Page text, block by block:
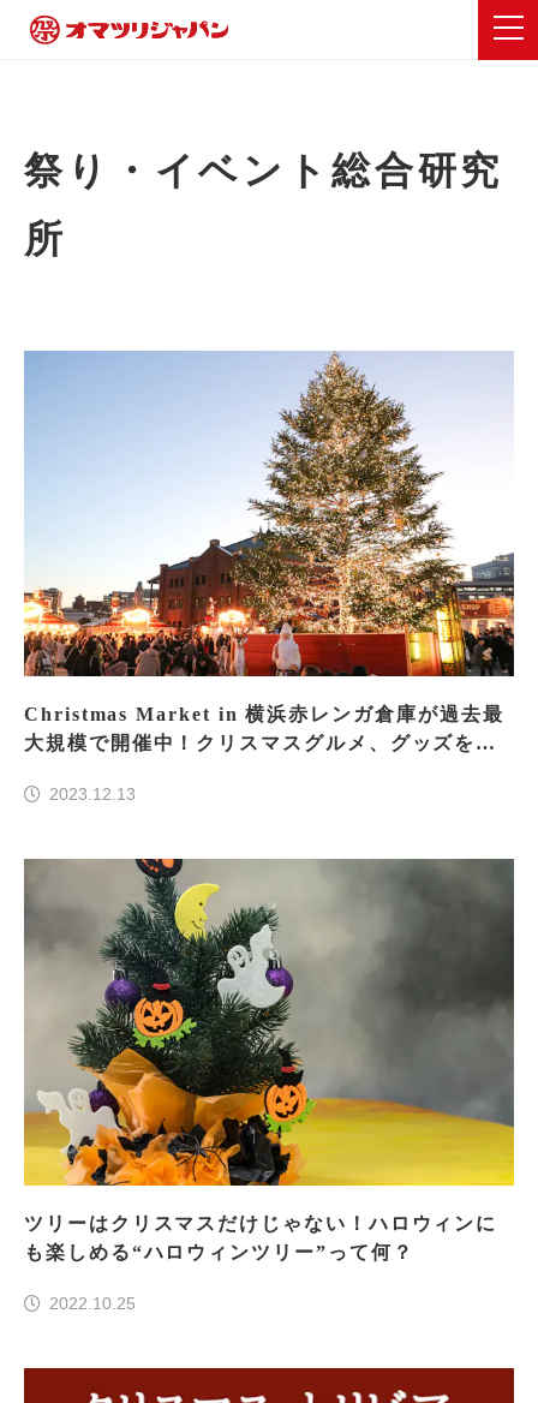
祭り・イベント総合研究
所
Christmas Market in 横浜赤レンガ倉庫が過去最
大規模で開催中！クリスマスグルメ、グッズを楽
2023.12.13
ツリーはクリスマスだけじゃない！ハロウィンに
も楽しめる“ハロウィンツリー”って何？
2022.10.25